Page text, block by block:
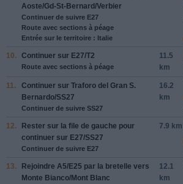
Aoste/Gd-St-Bernard/Verbier
Continuer de suivre E27
Route avec sections à péage
Entrée sur le territoire : Italie
10. Continuer sur E27/T2
Route avec sections à péage
11.5
km
11. Continuer sur Traforo del Gran S.
Bernardo/SS27
Continuer de suivre SS27
16.2
km
12. Rester sur la file de gauche pour
continuer sur E27/SS27
Continuer de suivre E27
7.9 km
13. Rejoindre A5/E25 par la bretelle vers
Monte Bianco/Mont Blanc
12.1
km